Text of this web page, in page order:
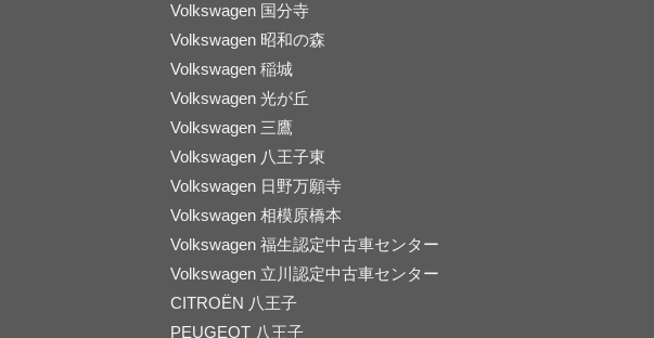
Volkswagen 国分寺
Volkswagen 昭和の森
Volkswagen 稲城
Volkswagen 光が丘
Volkswagen 三鷹
Volkswagen 八王子東
Volkswagen 日野万願寺
Volkswagen 相模原橋本
Volkswagen 福生認定中古車センター
Volkswagen 立川認定中古車センター
CITROËN 八王子
PEUGEOT 八王子